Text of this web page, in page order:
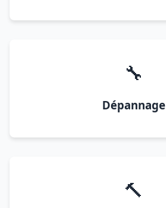
🔧
Dépannage
🔨